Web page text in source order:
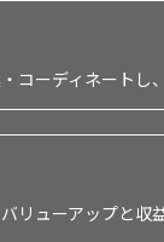
コーディネート
リューアップと収